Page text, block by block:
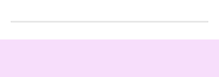
Mini